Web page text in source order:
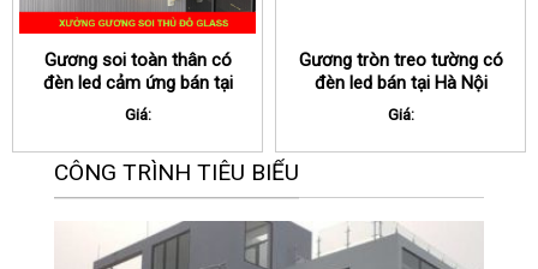
Gương soi toàn thân có
đèn led cảm ứng bán tại
Hà Nội
Giá:
Gương tròn treo tường có
đèn led bán tại Hà Nội
Giá:
CÔNG TRÌNH TIÊU BIỂU